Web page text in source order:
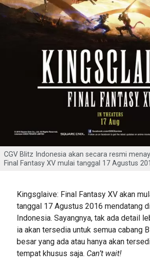
CGV Blitz Indonesia akan secara resmi
Final Fantasy XV mulai tanggal 17 Agustus
Kingsglaive: Final Fantasy XV akan
tanggal 17 Agustus 2016 mendatang
Indonesia. Sayangnya, tak ada detail
ia akan tersedia untuk semua cabang
besar yang ada atau hanya akan
tempat khusus saja. Can’t wait!